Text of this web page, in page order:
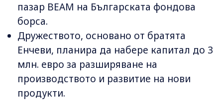
пазар BEAM на Българската фондова
борса.
Дружеството, основано от братята
Енчеви, планира да набере капитал до 3
млн. евро за разширяване на
производството и развитие на нови
продукти.